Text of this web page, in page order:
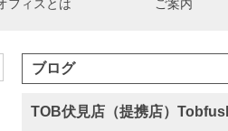
フィスとは
ご案内
ブログ
TOB伏見店（提携店）